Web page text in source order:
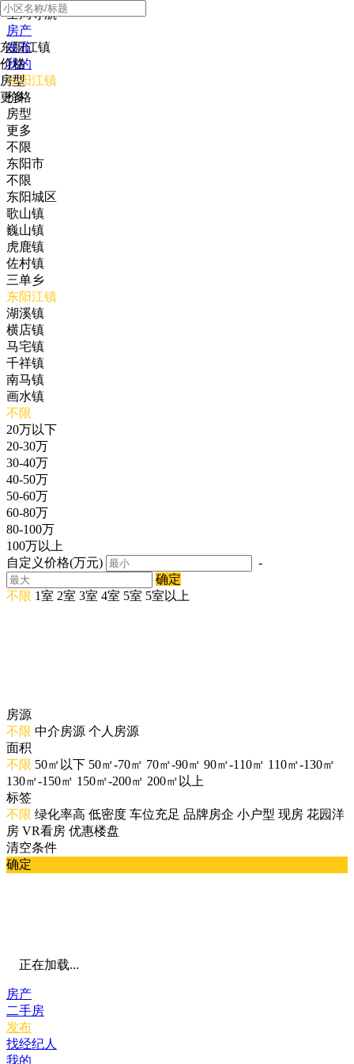
全局导航
房产
发布
我的
东阳江镇
价格
房型
更多
东阳江镇
价格
房型
更多
不限
东阳市
不限
东阳城区
歌山镇
巍山镇
虎鹿镇
佐村镇
三单乡
东阳江镇
湖溪镇
横店镇
马宅镇
千祥镇
南马镇
画水镇
不限
20万以下
20-30万
30-40万
40-50万
50-60万
60-80万
80-100万
100万以上
自定义价格(万元)
-
确定
不限 1室 2室 3室 4室 5室 5室以上
房源
不限 中介房源 个人房源
面积
不限 50㎡以下 50㎡-70㎡ 70㎡-90㎡ 90㎡-110㎡ 110㎡-130㎡
130㎡-150㎡ 150㎡-200㎡ 200㎡以上
标签
不限 绿化率高 低密度 车位充足 品牌房企 小户型 现房 花园洋
房 VR看房 优惠楼盘
清空条件
确定
正在加载...
房产
二手房
发布
找经纪人
我的